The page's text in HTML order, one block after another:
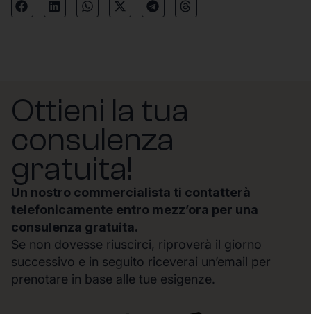
Ottieni la tua
consulenza
gratuita!
Un nostro commercialista ti contatterà
telefonicamente entro mezz’ora per una
consulenza gratuita.
Se non dovesse riuscirci, riproverà il giorno
successivo e in seguito riceverai un’email per
prenotare in base alle tue esigenze.